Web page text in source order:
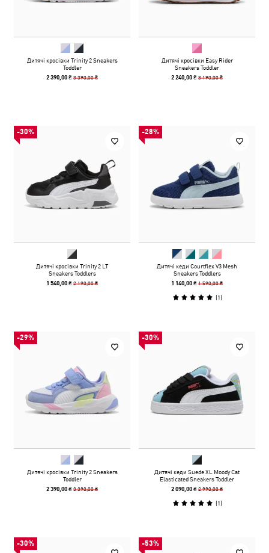
Дитячі кросівки Trinity 2 Sneakers
Toddler
2 390,00 ₴3 390,00 ₴
Дитячі кросівки Easy Rider
Sneakers Toddler
2 240,00 ₴3 190,00 ₴
-30%
Дитячі кросівки Trinity 2 LT
Sneakers Toddlers
1 540,00 ₴2 190,00 ₴
-28%
Дитячі кеди Courtflex V3 Mesh
Sneakers Toddlers
1 140,00 ₴1 590,00 ₴
(1)
-29%
Дитячі кросівки Trinity 2 Sneakers
Toddler
2 390,00 ₴3 390,00 ₴
-30%
Дитячі кеди Suede XL Moody Cat
Elasticated Sneakers Toddler
2 090,00 ₴2 990,00 ₴
(1)
-30% -53%